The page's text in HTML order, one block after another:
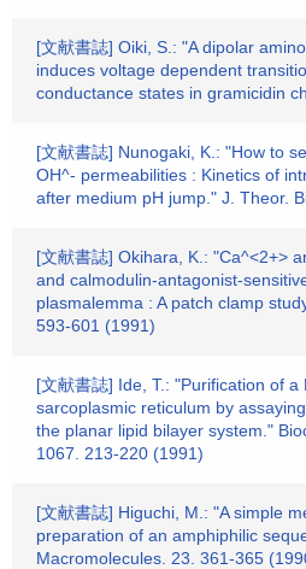
[文献書誌] Oiki, S.: "A dipolar
induces voltage dependent
conductance states in gramicidin
[文献書誌] Nunogaki, K.: "How to
OH^- permeabilities : Kinetics of
after medium pH jump." J. Theor.
[文献書誌] Okihara, K.: "Ca^<2+>
and calmodulin-antagonist-
plasmalemma : A patch clamp
593-601 (1991)
[文献書誌] Ide, T.: "Purification of
sarcoplasmic reticulum by
the planar lipid bilayer system."
1067. 213-220 (1991)
[文献書誌] Higuchi, M.: "A simple
preparation of an amphiphilic
Macromolecules. 23. 361-365